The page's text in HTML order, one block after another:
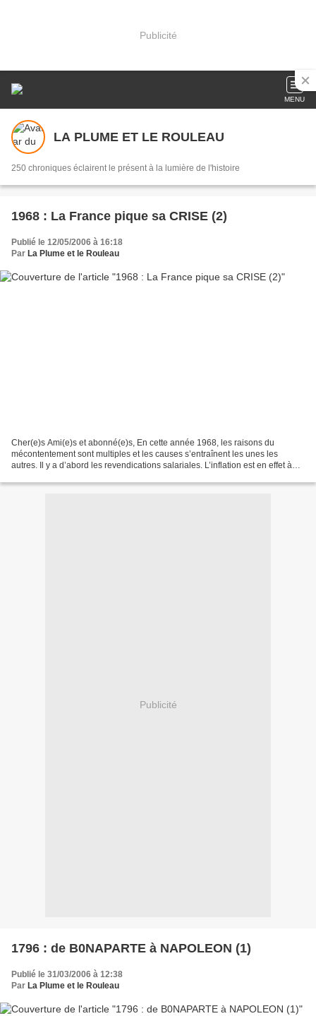
Publicité
MENU
LA PLUME ET LE ROULEAU
250 chroniques éclairent le présent à la lumière de l'histoire
1968 : La France pique sa CRISE (2)
Publié le 12/05/2006 à 16:18
Par La Plume et le Rouleau
Cher(e)s Ami(e)s et abonné(e)s, En cette année 1968, les raisons du
mécontentement sont multiples et les causes s’entraînent les unes les
autres. Il y a d’abord les revendications salariales. L’inflation est en effet à
Publicité
1796 : de B0NAPARTE à NAPOLEON (1)
Publié le 31/03/2006 à 12:38
Par La Plume et le Rouleau